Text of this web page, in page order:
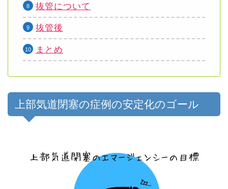
抜管について
抜管後
まとめ
上部気道閉塞の症例の安定化のゴール